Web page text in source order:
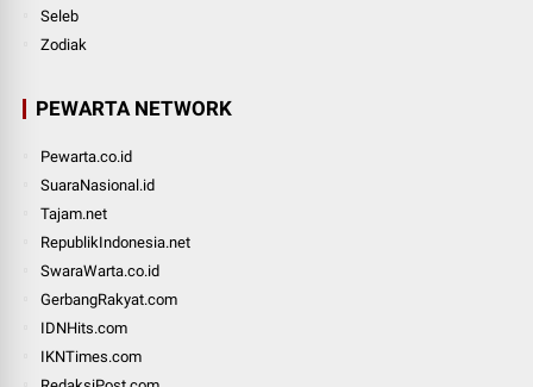
Seleb
Zodiak
PEWARTA NETWORK
Pewarta.co.id
SuaraNasional.id
Tajam.net
RepublikIndonesia.net
SwaraWarta.co.id
GerbangRakyat.com
IDNHits.com
IKNTimes.com